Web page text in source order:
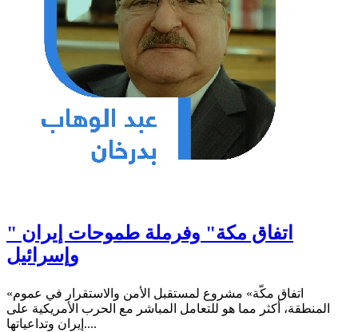
" اتفاق مكة" وفرملة طموحات إيران
وإسرائيل
«اتفاق مكّة» مشروع لمستقبل الأمن والاستقرار في عموم
المنطقة، أكثر مما هو للتعامل المباشر مع الحرب الأمريكية على
إيران وتداعياتها....